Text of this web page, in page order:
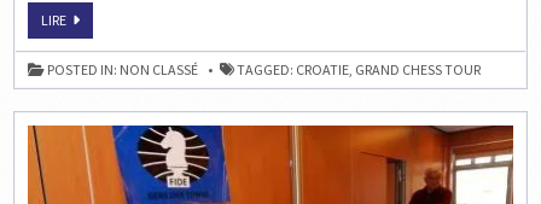
LIREMAXIME
LAGRAVE
EN
CROATIE
AU
TOUR
POSTED IN: NON CLASSÉ TAGGED: CROATIE, GRAND CHESS TOUR